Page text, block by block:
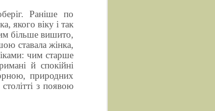
Раніше по
якого віку і так
більше вишито,
ставала жінка,
чим старше
й спокійні
природних
з появою